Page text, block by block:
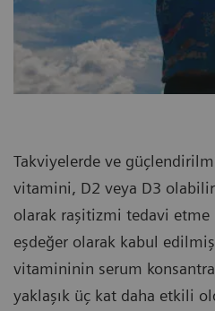
Takviyelerde ve
vitamini, D2 veya D3
olarak raşitizmi tedavi
eşdeğer olarak kabul
vitamininin serum
yaklaşık üç kat daha etkili